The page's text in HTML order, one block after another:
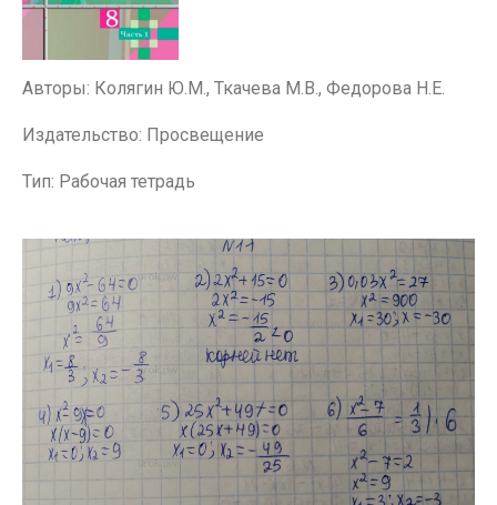
Авторы: Колягин Ю.М., Ткачева М.В., Федорова Н.Е.
Издательство: Просвещение
Тип: Рабочая тетрадь